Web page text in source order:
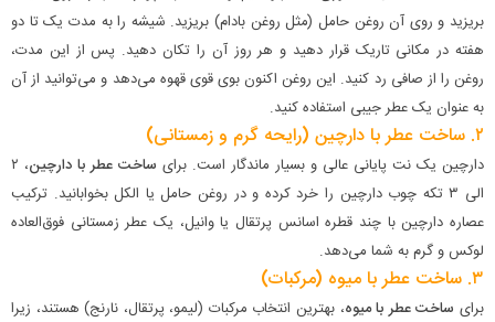
بریزید و روی آن روغن حامل (مثل روغن بادام) بریزید. شیشه را به مدت یک تا دو
هفته در مکانی تاریک قرار دهید و هر روز آن را تکان دهید. پس از این مدت،
روغن را از صافی رد کنید. این روغن اکنون بوی قوی قهوه می‌دهد و می‌توانید از آن
به عنوان یک عطر جیبی استفاده کنید.
۲. ساخت عطر با دارچین (رایحه گرم و زمستانی)
دارچین یک نت پایانی عالی و بسیار ماندگار است. برای ساخت عطر با دارچین ، ۲
الی ۳ تکه چوب دارچین را خرد کرده و در روغن حامل یا الکل بخوابانید. ترکیب
عصاره دارچین با چند قطره اسانس پرتقال یا وانیل، یک عطر زمستانی فوق‌العاده
لوکس و گرم به شما می‌دهد.
۳. ساخت عطر با میوه (مرکبات)
برای ساخت عطر با میوه، بهترین انتخاب مرکبات (لیمو، پرتقال، نارنج) هستند، زیرا